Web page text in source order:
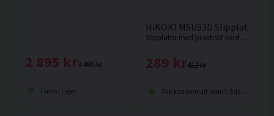
3 495 kr
2 895 kr
Finns i Lager
HiKOKI MSU93D Slipplatta f.
Slipplatta med praktiskt kardborreband för snabbt och enkelt byte av slippapper
412 kr
289 kr
Skickas normalt inom 1-3 dagar